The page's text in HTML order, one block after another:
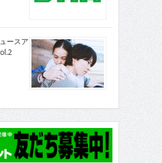
ースア